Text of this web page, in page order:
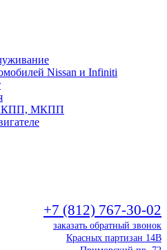
Nissan и Infiniti
АКПП, МКПП
+7 (812) 767-30-02
заказать обратный звонок
Красных партизан 14В